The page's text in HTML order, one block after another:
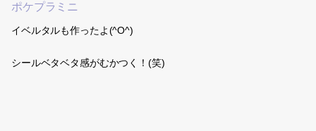
ポケプラミニ
イベルタルも作ったよ(^O^)
シールベタベタ感がむかつく！(笑)